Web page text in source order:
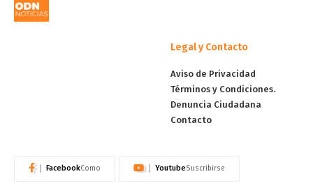
Legal y Contacto
Aviso de Privacidad
Términos y Condiciones.
Denuncia Ciudadana
Contacto
FacebookComo YoutubeSuscribirse